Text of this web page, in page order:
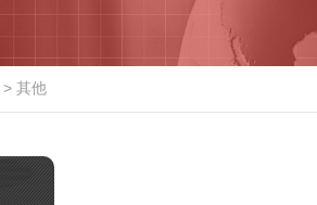
> 其他